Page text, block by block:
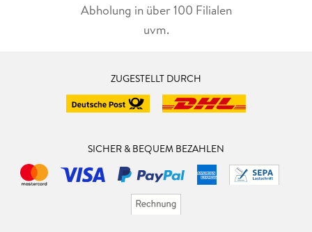
Abholung in über 100 Filialen
uvm.
ZUGESTELLT DURCH
SICHER & BEQUEM BEZAHLEN